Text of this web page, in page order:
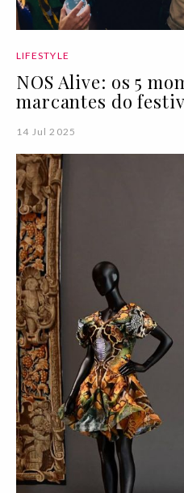
LIFESTYLE
NOS Alive: os 5
marcantes do
14 Jul 2025